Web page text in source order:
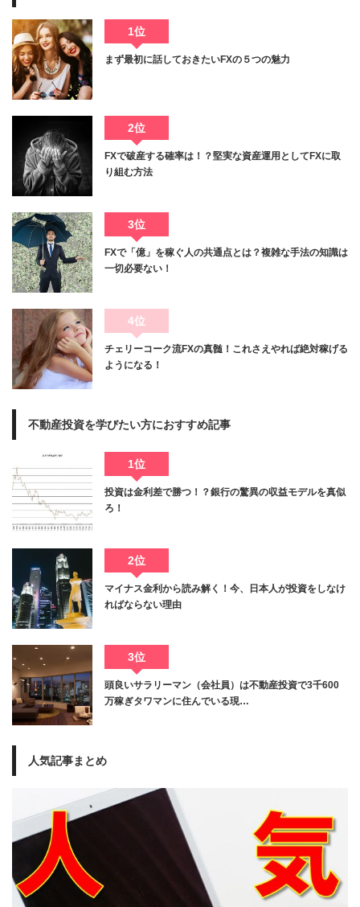
1位
まず最初に話しておきたいFXの５つの魅力
2位
FXで破産する確率は！？堅実な資産運用としてFXに取
り組む方法
3位
FXで「億」を稼ぐ人の共通点とは？複雑な手法の知識は
一切必要ない！
4位
チェリーコーク流FXの真髄！これさえやれば絶対稼げる
ようになる！
不動産投資を学びたい方におすすめ記事
1位
投資は金利差で勝つ！？銀行の驚異の収益モデルを真似
ろ！
2位
マイナス金利から読み解く！今、日本人が投資をしなけ
ればならない理由
3位
頭良いサラリーマン（会社員）は不動産投資で3千600
万稼ぎタワマンに住んでいる現…
人気記事まとめ